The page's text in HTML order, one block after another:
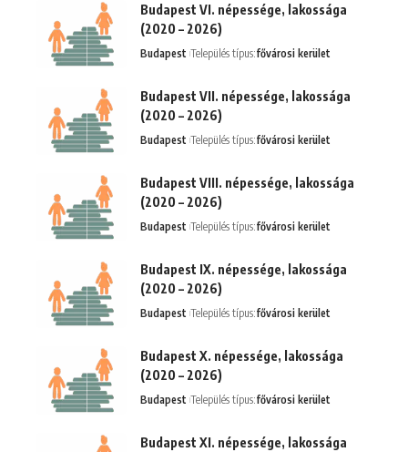
Budapest VI. népessége, lakossága
(2020 – 2026)
Budapest Település típus:fővárosi kerület
Budapest VII. népessége, lakossága
(2020 – 2026)
Budapest Település típus:fővárosi kerület
Budapest VIII. népessége, lakossága
(2020 – 2026)
Budapest Település típus:fővárosi kerület
Budapest IX. népessége, lakossága
(2020 – 2026)
Budapest Település típus:fővárosi kerület
Budapest X. népessége, lakossága
(2020 – 2026)
Budapest Település típus:fővárosi kerület
Budapest XI. népessége, lakossága